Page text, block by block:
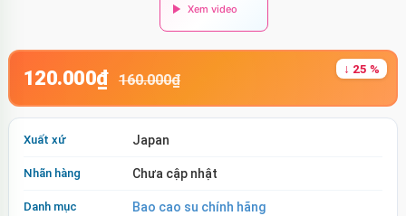
120.000₫ 160.000₫
↓ 25 %
Xuất xứ Japan
Nhãn hàng Chưa cập nhật
Danh mục Bao cao su chính hãng